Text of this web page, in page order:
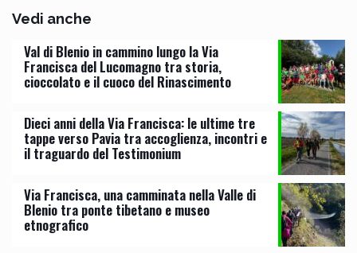
Vedi anche
Val di Blenio in cammino lungo la Via
Francisca del Lucomagno tra storia,
cioccolato e il cuoco del Rinascimento
Dieci anni della Via Francisca: le ultime tre
tappe verso Pavia tra accoglienza, incontri e
il traguardo del Testimonium
Via Francisca, una camminata nella Valle di
Blenio tra ponte tibetano e museo
etnografico